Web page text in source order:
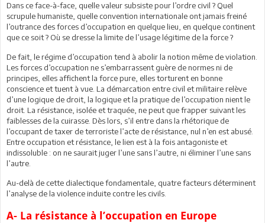
Dans ce face-à-face, quelle valeur subsiste pour l’ordre civil ? Quel
scrupule humaniste, quelle convention internationale ont jamais freiné
l’outrance des forces d’occupation en quelque lieu, en quelque continent
que ce soit ? Où se dresse la limite de l’usage légitime de la force ?
De fait, le régime d’occupation tend à abolir la notion même de violation.
Les forces d’occupation ne s’embarrassent guère de normes ni de
principes, elles affichent la force pure, elles torturent en bonne
conscience et tuent à vue. La démarcation entre civil et militaire relève
d’une logique de droit, la logique et la pratique de l’occupation nient le
droit. La résistance, isolée et traquée, ne peut que frapper suivant les
faiblesses de la cuirasse. Dès lors, s’il entre dans la rhétorique de
l’occupant de taxer de terroriste l’acte de résistance, nul n’en est abusé.
Entre occupation et résistance, le lien est à la fois antagoniste et
indissoluble : on ne saurait juger l’une sans l’autre, ni éliminer l’une sans
l’autre.
Au-delà de cette dialectique fondamentale, quatre facteurs déterminent
l’analyse de la violence induite contre les civils.
A- La résistance à l’occupation en Europe